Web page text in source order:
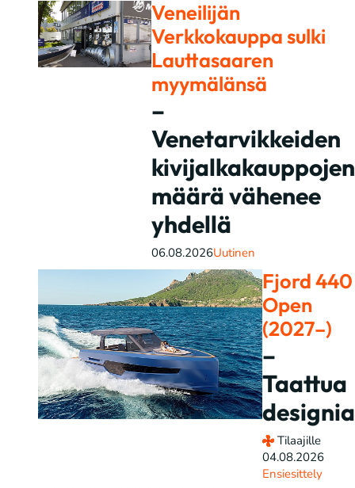
Veneilijän
Verkkokauppa sulki
Lauttasaaren
myymälänsä
–
Venetarvikkeiden
kivijalkakauppojen
määrä vähenee
yhdellä
06.08.2026Uutinen
Fjord 440
Open
(2027–)
–
Taattua
designia
Tilaajille
04.08.2026
Ensiesittely